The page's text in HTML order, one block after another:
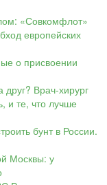
«Совкомфлот»
европейских
о присвоении
Врач-хирург
и те, что лучше
бунт в России.
Москвы: у